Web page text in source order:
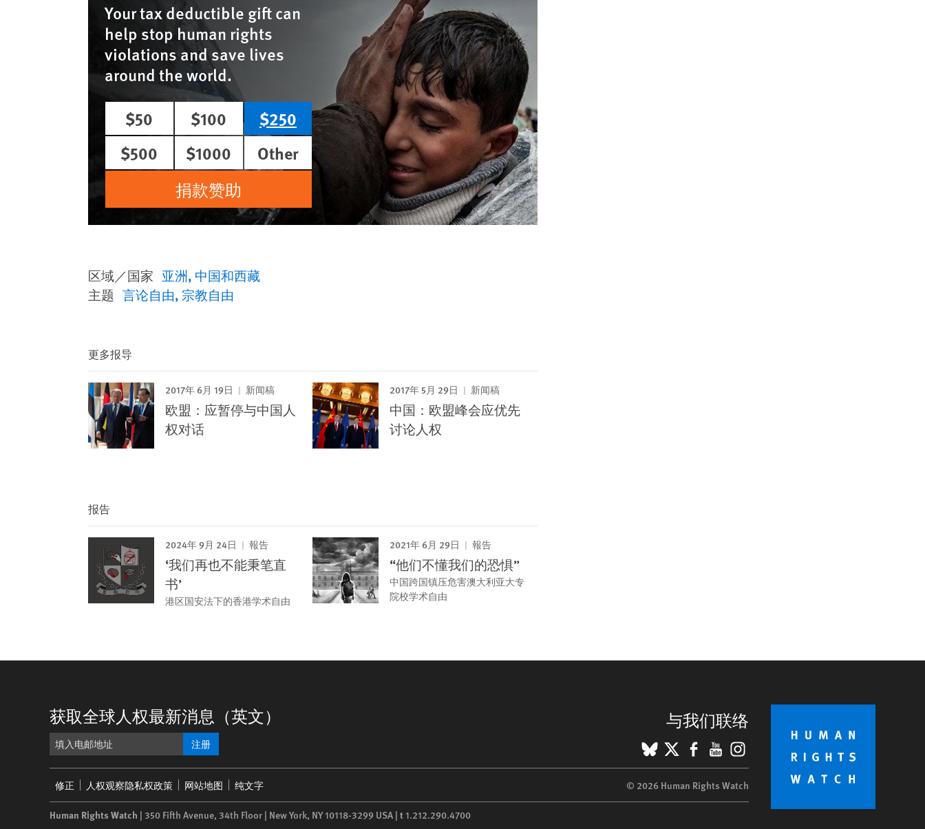
Your tax deductible gift can
help stop human rights
violations and save lives
around the world.
$50
$100
$250
$500
$1000
Other
捐款赞助
区域／国家 亚洲 中国和西藏
主题 言论自由 宗教自由
更多报导
2017年 6月 19日 新闻稿
欧盟：应暂停与中国人
权对话
2017年 5月 29日 新闻稿
中国：欧盟峰会应优先
讨论人权
报告
2024年 9月 24日 報告
‘我们再也不能秉笔直
书’
港区国安法下的香港学术自由
2021年 6月 29日 報告
“他们不懂我们的恐惧”
中国跨国镇压危害澳大利亚大专
院校学术自由
获取全球人权最新消息（英文）
注册
与我们联络
BlueSky
X Facebook
YouTube
Instagram
menu
修正 人权观察隐私权政策 网站地图 纯文字 © 2026 Human Rights Watch
Human Rights Watch | 350 Fifth Avenue, 34th Floor | New York, NY10118-3299 USA | t1.212.290.4700